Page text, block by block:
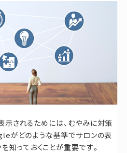
されるためには、むやみに対策
がどのような基準でサロンの表
知っておくことが重要です。